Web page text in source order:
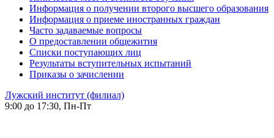
Информация о получении второго высшего образования
Информация о приеме иностранных граждан
Часто задаваемые вопросы
О предоставлении общежития
Списки поступающих лиц
Результаты вступительных испытаний
Приказы о зачислении
Лужский институт (филиал)
9:00 до 17:30, Пн-Пт